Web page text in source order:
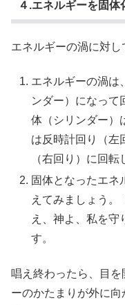
４.エネルギーを固
エネルギーの渦に対し
エネルギーの渦は
ンダー）になって
体（シリンダー）
は反時計回り（左
（右回り）に回転
固体となったエネ
えてみましょう。
え、神よ、私を守
す。
唱え終わったら、目
ーのかたまりが外に